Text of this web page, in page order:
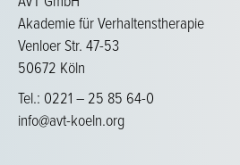
Akademie für Verhaltenstherapie
Venloer Str. 47-53
50672 Köln
Tel.: 0221 – 25 85 64-0
info@avt-koeln.org